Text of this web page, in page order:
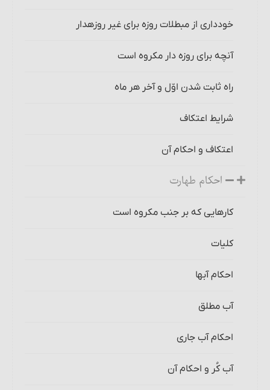
خودداری از مبطلات روزه برای غیر روزه‎دار
آنچه برای روزه‏ دار مکروه است
راه ثابت شدن اوّل و آخر هر ماه‏
شرایط اعتکاف‏
اعتکاف و احکام آن
احکام طهارت
کارهایی که بر جنب مکروه است
کلیات
احکام آبها
آب مطلق‏
احکام آب جاری
آب کُر و احکام آن‏